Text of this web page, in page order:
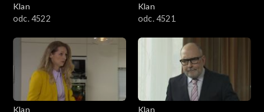
Klan
odc. 4522
Klan
odc. 4521
Klan
Klan